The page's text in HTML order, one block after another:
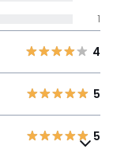
41
4
5
5